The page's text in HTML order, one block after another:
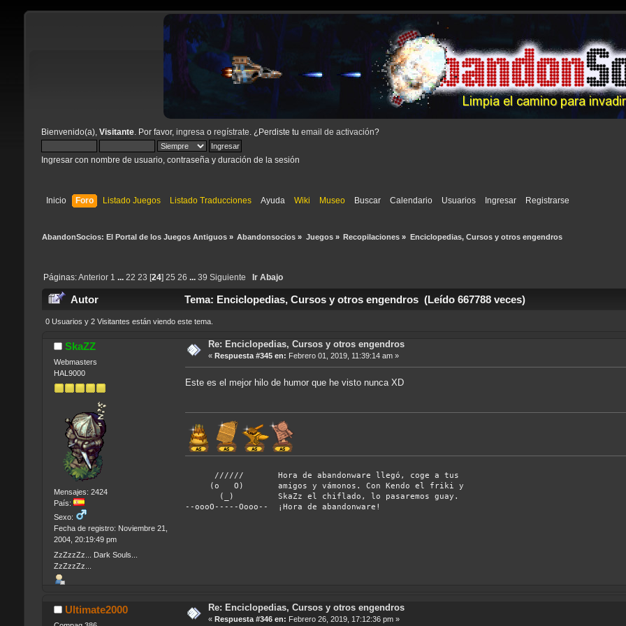
Bienvenido(a), Visitante. Por favor, ingresa o regístrate . ¿Perdiste tu email de activación?
Ingresar con nombre de usuario, contraseña y duración de la sesión
Inicio Foro Listado Juegos Listado Traducciones Ayuda Wiki Museo Buscar Calendario Usuarios Ingresar Registrarse
AbandonSocios: El Portal de los Juegos Antiguos» Abandonsocios » Juegos» Recopilaciones » Enciclopedias, Cursos y otros engendros
Páginas:Anterior 1 ... 22 23 24] 25 26 ... 39 Siguiente Ir Abajo
Autor Tema: Enciclopedias, Cursos y otros engendros (Leído 667788 veces)
0 Usuarios y 2 Visitantes están viendo este tema.
SkaZZ
Webmasters
HAL9000
Mensajes: 2424
País:
Sexo:
Fecha de registro: Noviembre 21,
2004, 20:19:49 pm
ZzZzzZz... Dark Souls...
ZzZzzZz...
Re: Enciclopedias, Cursos y otros engendros
« Respuesta #345 en: Febrero 01, 2019, 11:39:14 am »
Este es el mejor hilo de humor que he visto nunca XD
////// Hora de abandonware llegó, coge a tus
(o O) amigos y vámonos. Con Kendo el friki y
(_) SkaZz el chiflado, lo pasaremos guay.
--oooO-----Oooo-- ¡Hora de abandonware!
Ultimate2000 Re: Enciclopedias, Cursos y otros engendros
« Respuesta #346 en: Febrero 26, 2019, 17:12:36 pm »